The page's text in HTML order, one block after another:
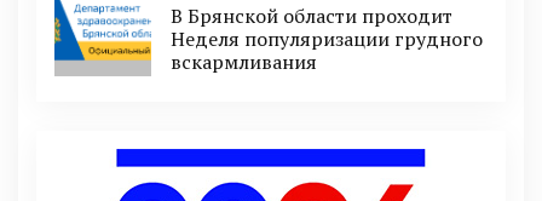
В Брянской области проходит
Неделя популяризации грудного
вскармливания